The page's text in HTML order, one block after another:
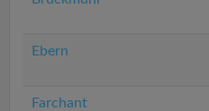
Ebern
Farchant